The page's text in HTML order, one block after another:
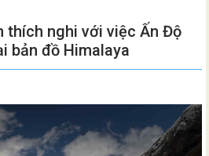
thích nghi với việc Ấn Độ
bản đồ Himalaya